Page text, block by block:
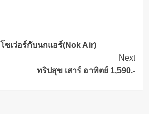
ซเว่อร์กับนกแอร์(Nok Air)
Next
ทริปสุข เสาร์ อาทิตย์ 1,590.-